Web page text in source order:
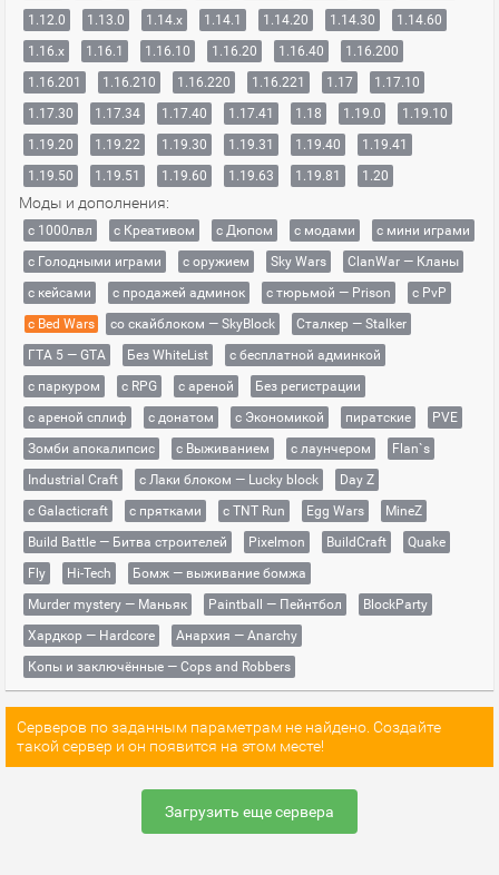
1.12.0
1.13.0 1.14.x 1.14.1 1.14.20 1.14.30
1.14.60
1.16.x
1.16.1 1.16.10 1.16.20 1.16.40
1.16.200
1.16.201
1.16.210 1.16.220 1.16.221 1.17
1.17.10
1.17.30
1.17.34 1.17.40 1.17.41 1.18 1.19.0
1.19.10
1.19.20
1.19.22 1.19.30 1.19.31 1.19.40
1.19.41
1.19.50
1.19.51 1.19.60 1.19.63 1.19.81 1.20
Моды и дополнения:
с 1000лвл c Креативом с Дюпом с модами
с мини играми
с Голодными играми
с оружием Sky Wars
ClanWar — Кланы
с кейсами
с продажей админок с тюрьмой — Prison
с PvP
с Bed Wars
со скайблоком — SkyBlock
Сталкер — Stalker
ГТА 5 — GTA
Без WhiteList
с бесплатной админкой
с паркуром
с RPG с ареной
Без регистрации
с ареной сплиф
с донатом с Экономикой пиратские
PVE
Зомби апокалипсис
с Выживанием с лаунчером
Flan`s
Industrial Craft
с Лаки блоком — Lucky block
Day Z
с Galacticraft
с прятками с TNT Run Egg Wars
MineZ
Build Battle — Битва строителей
Pixelmon BuildCraft
Quake
Fly
Hi-Tech
Бомж — выживание бомжа
Murder mystery — Маньяк
Paintball — Пейнтбол
BlockParty
Хардкор — Hardcore
Анархия — Anarchy
Копы и заключённые — Cops and Robbers
Серверов по заданным параметрам не найдено. Создайте
такой сервер и он появится на этом месте!
Загрузить еще сервера